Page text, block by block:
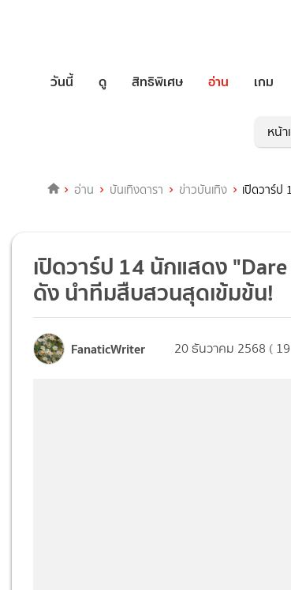
วันนี้ ดู สิทธิพิเศษ อ่าน เกม
หน้
อ่าน บันเทิงดารา ข่าวบันเทิง เปิดวาร์ป
เปิดวาร์ป 14 นักแสดง
ดัง นำทีมสืบสวนสุดเข้มข้น!
FanaticWriter 20 ธันวาคม 2568 (